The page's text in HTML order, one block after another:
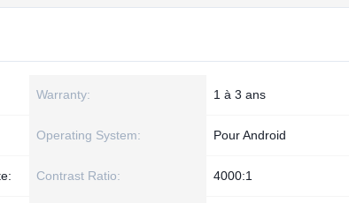
Warranty: 1 à 3 ans
Operating System: Pour Android
Contrast Ratio: 4000:1